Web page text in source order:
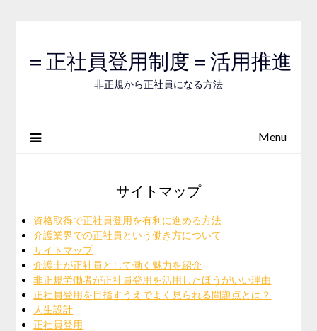
＝正社員登用制度＝活用推進
非正規から正社員になる方法
Menu
サイトマップ
資格取得で正社員登用を有利に進める方法
介護業界での正社員という働き方について
サイトマップ
介護士が正社員として働く魅力を紹介
非正規労働者が正社員登用を活用したほうがいい理由
正社員登用を目指すうえでよく見られる問題点とは？
人生設計
正社員登用